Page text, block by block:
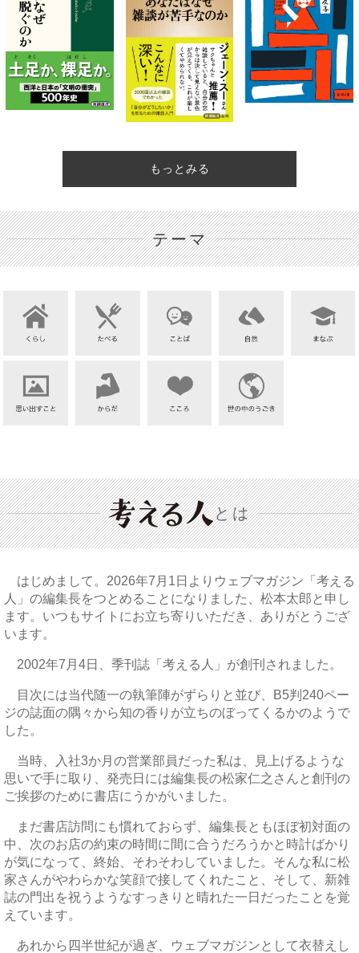
もっとみる
テーマ
とは
はじめまして。2026年7月1日よりウェブマガジン「考える
人」の編集長をつとめることになりました、松本太郎と申し
ます。いつもサイトにお立ち寄りいただき、ありがとうござ
います。
2002年7月4日、季刊誌「考える人」が創刊されました。
目次には当代随一の執筆陣がずらりと並び、B5判240ペー
ジの誌面の隅々から知の香りが立ちのぼってくるかのようで
した。
当時、入社3か月の営業部員だった私は、見上げるような
思いで手に取り、発売日には編集長の松家仁之さんと創刊の
ご挨拶のために書店にうかがいました。
まだ書店訪問にも慣れておらず、編集長ともほぼ初対面の
中、次のお店の約束の時間に間に合うだろうかと時計ばかり
が気になって、終始、そわそわしていました。そんな私に松
家さんがやわらかな笑顔で接してくれたこと、そして、新雑
誌の門出を祝うようなすっきりと晴れた一日だったことを覚
えています。
あれから四半世紀が過ぎ、ウェブマガジンとして衣替えし